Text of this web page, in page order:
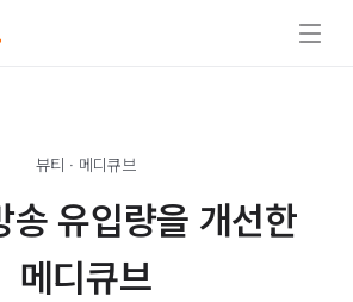
뷰티 · 메디큐브
송 유입량을 개선한
메디큐브